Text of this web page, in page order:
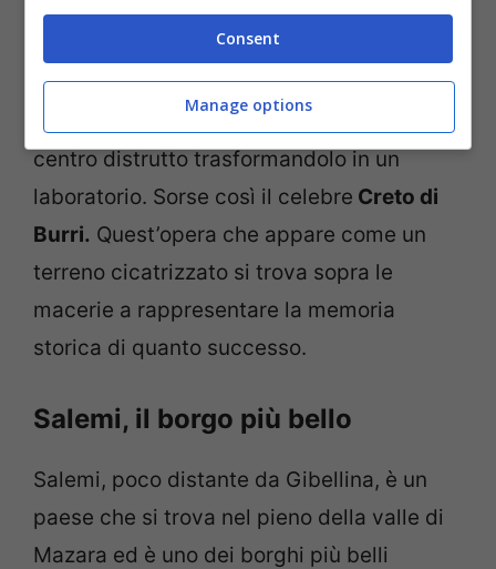
dunque nella Gibellina nuova lasciandosi
alle spalle il paese distrutto.
Numerosi artisti accorsero dunque in quel
centro distrutto trasformandolo in un
laboratorio. Sorse così il celebre Creto di
Burri. Quest’opera che appare come un
terreno cicatrizzato si trova sopra le
macerie a rappresentare la memoria
storica di quanto successo.
Salemi, il borgo più bello
Salemi, poco distante da Gibellina, è un
paese che si trova nel pieno della valle di
Mazara ed è uno dei borghi più belli
Consent
Manage options